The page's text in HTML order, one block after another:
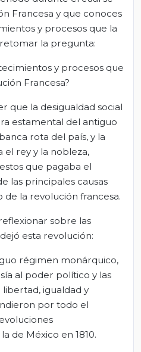
Francesa y que conoces
y procesos que la
la pregunta:
y procesos que
Francesa?
que la desigualdad social
estamental del antiguo
rota del país, y la
el rey y la nobleza,
que pagaba el
las principales causas
de la revolución francesa.
sobre las
esta revolución:
régimen monárquico,
al poder político y las
igualdad y
por todo el
de México en 1810.